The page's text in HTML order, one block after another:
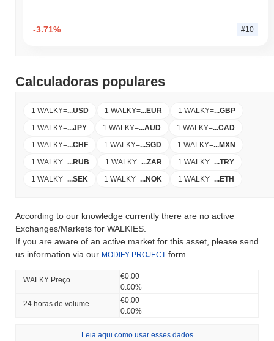
-3.71% #10
Calculadoras populares
1 WALKY=...USD 1 WALKY=...EUR 1 WALKY=...GBP
1 WALKY=...JPY 1 WALKY=...AUD 1 WALKY=...CAD
1 WALKY=...CHF 1 WALKY=...SGD 1 WALKY=...MXN
1 WALKY=...RUB 1 WALKY=...ZAR 1 WALKY=...TRY
1 WALKY=...SEK 1 WALKY=...NOK 1 WALKY=...ETH
According to our knowledge currently there are no active
Exchanges/Markets for WALKIES.
If you are aware of an active market for this asset, please send
us information via our MODIFY PROJECT form.
WALKY Preço
€0.00
0.00%
24 horas de volume
€0.00
0.00%
Leia aqui como usar esses dados